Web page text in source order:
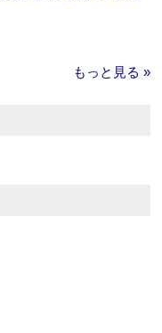
もっと見る »